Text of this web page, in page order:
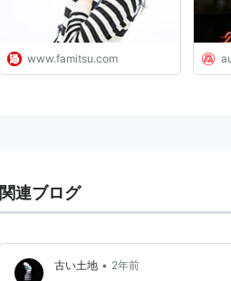
www.famitsu.com
関連ブログ
古い土地 • 2年前